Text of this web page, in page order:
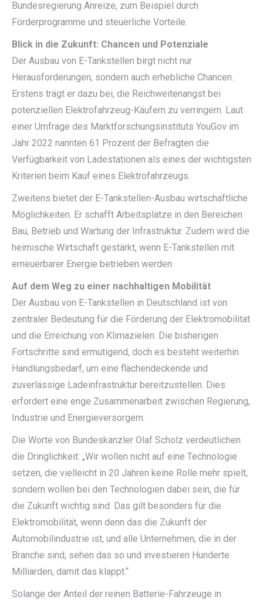
Bundesregierung Anreize, zum Beispiel durch
Förderprogramme und steuerliche Vorteile.
Blick in die Zukunft: Chancen und Potenziale
Der Ausbau von E-Tankstellen birgt nicht nur
Herausforderungen, sondern auch erhebliche Chancen.
Erstens trägt er dazu bei, die Reichweitenangst bei
potenziellen Elektrofahrzeug-Käufern zu verringern. Laut
einer Umfrage des Marktforschungsinstituts YouGov im
Jahr 2022 nannten 61 Prozent der Befragten die
Verfügbarkeit von Ladestationen als eines der wichtigsten
Kriterien beim Kauf eines Elektrofahrzeugs.
Zweitens bietet der E-Tankstellen-Ausbau wirtschaftliche
Möglichkeiten. Er schafft Arbeitsplätze in den Bereichen
Bau, Betrieb und Wartung der Infrastruktur. Zudem wird die
heimische Wirtschaft gestärkt, wenn E-Tankstellen mit
erneuerbarer Energie betrieben werden.
Auf dem Weg zu einer nachhaltigen Mobilität
Der Ausbau von E-Tankstellen in Deutschland ist von
zentraler Bedeutung für die Förderung der Elektromobilität
und die Erreichung von Klimazielen. Die bisherigen
Fortschritte sind ermutigend, doch es besteht weiterhin
Handlungsbedarf, um eine flächendeckende und
zuverlässige Ladeinfrastruktur bereitzustellen. Dies
erfordert eine enge Zusammenarbeit zwischen Regierung,
Industrie und Energieversorgern.
Die Worte von Bundeskanzler Olaf Scholz verdeutlichen
die Dringlichkeit: „Wir wollen nicht auf eine Technologie
setzen, die vielleicht in 20 Jahren keine Rolle mehr spielt,
sondern wollen bei den Technologien dabei sein, die für
die Zukunft wichtig sind. Das gilt besonders für die
Elektromobilität, wenn denn das die Zukunft der
Automobilindustrie ist, und alle Unternehmen, die in der
Branche sind, sehen das so und investieren Hunderte
Milliarden, damit das klappt.“
Solange der Anteil der reinen Batterie-Fahrzeuge in